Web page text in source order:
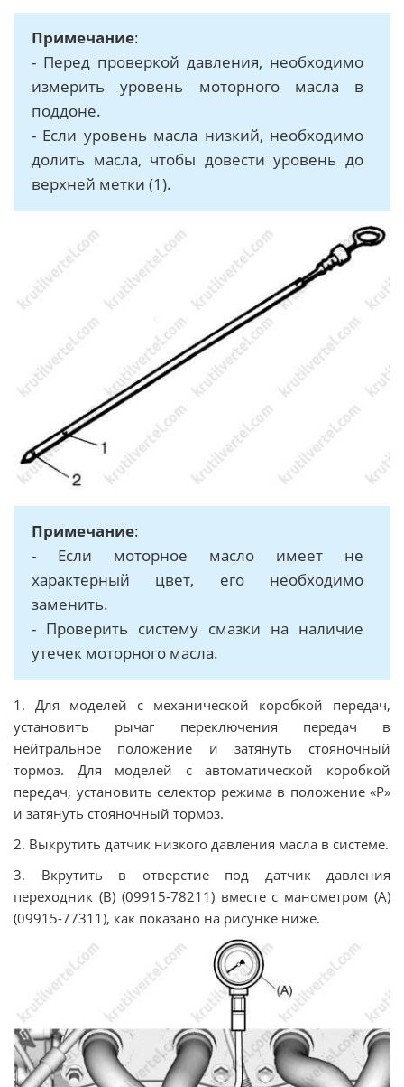
Примечание:
- Перед проверкой давления, необходимо
измерить уровень моторного масла в
поддоне.
- Если уровень масла низкий, необходимо
долить масла, чтобы довести уровень до
верхней метки (1).
Примечание:
- Если моторное масло имеет не
характерный цвет, его необходимо
заменить.
- Проверить систему смазки на наличие
утечек моторного масла.
1. Для моделей с механической коробкой передач,
установить рычаг переключения передач в
нейтральное положение и затянуть стояночный
тормоз. Для моделей с автоматической коробкой
передач, установить селектор режима в положение «Р»
и затянуть стояночный тормоз.
2. Выкрутить датчик низкого давления масла в системе.
3. Вкрутить в отверстие под датчик давления
переходник (В) (09915-78211) вместе с манометром (А)
(09915-77311), как показано на рисунке ниже.